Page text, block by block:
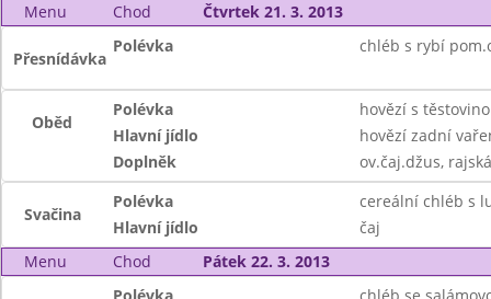
Menu Chod Čtvrtek 21. 3. 2013
Přesnídávka
Polévka chléb s rybí
Oběd
Polévka
hovězí s
Hlavní jídlo
hovězí zadní
Doplněk
ov.čaj.džus,
Svačina
Polévka
cereální chléb s
Hlavní jídlo
čaj
Menu
Chod Pátek 22. 3. 2013